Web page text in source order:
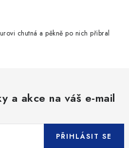
chutná a pěkně po nich přibral
a akce na váš e-mail
PŘIHLÁSIT SE